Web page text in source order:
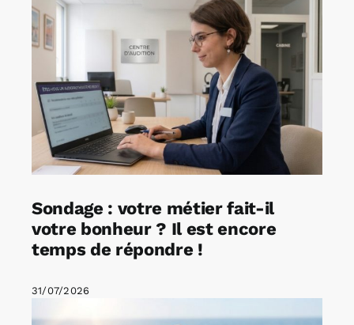
Sondage : votre métier fait-il
votre bonheur ? Il est encore
temps de répondre !
31/07/2026